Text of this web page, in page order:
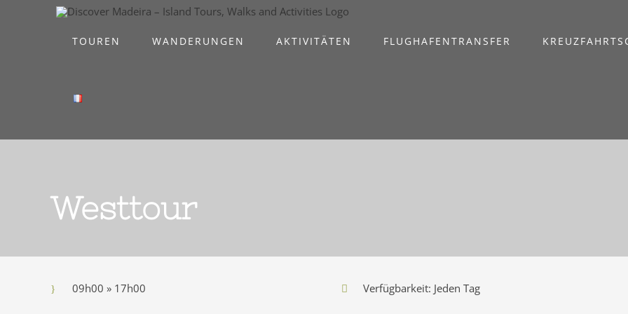
TOUREN WANDERUNGEN AKTIVITÄTEN FLUGHAFENTRANSFER
Westtour
09h00 » 17h00 Verfügbarkeit: Jeden Tag